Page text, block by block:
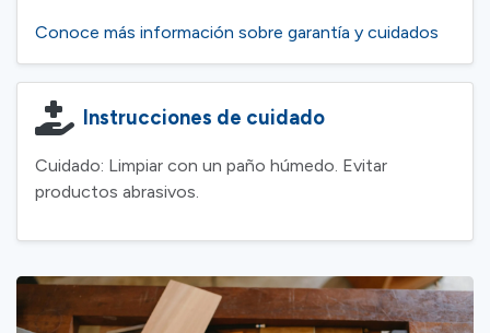
Conoce más información sobre garantía y cuidados
Instrucciones de cuidado
Cuidado: Limpiar con un paño húmedo. Evitar
productos abrasivos.